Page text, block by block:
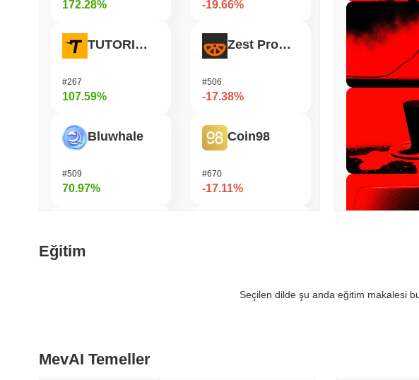
172.28%
TUTORIAL
#267
107.59%
Bluwhale
#509
70.97%
#694
-19.66%
Zest Protocol
#506
-17.38%
Coin98
#670
-17.11%
Eğitim
Seçilen dilde şu anda eğitim makalesi
MevAI Temeller